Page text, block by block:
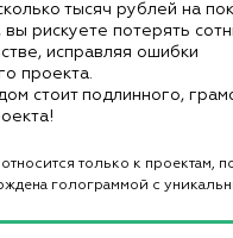
тысяч рублей на
рискуете потерять
исправляя ошибки
проекта.
стоит подлинного,
только к проектам,
голограммой с